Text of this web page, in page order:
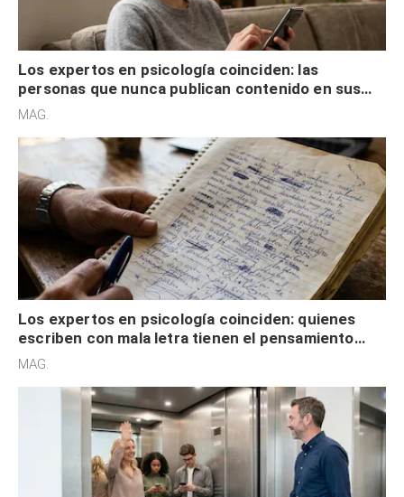
Los expertos en psicología coinciden: las
personas que nunca publican contenido en sus
redes sociales no pretenden buscar validación
MAG.
Los expertos en psicología coinciden: quienes
escriben con mala letra tienen el pensamiento
acelerado y no lo hacen por desinterés
MAG.